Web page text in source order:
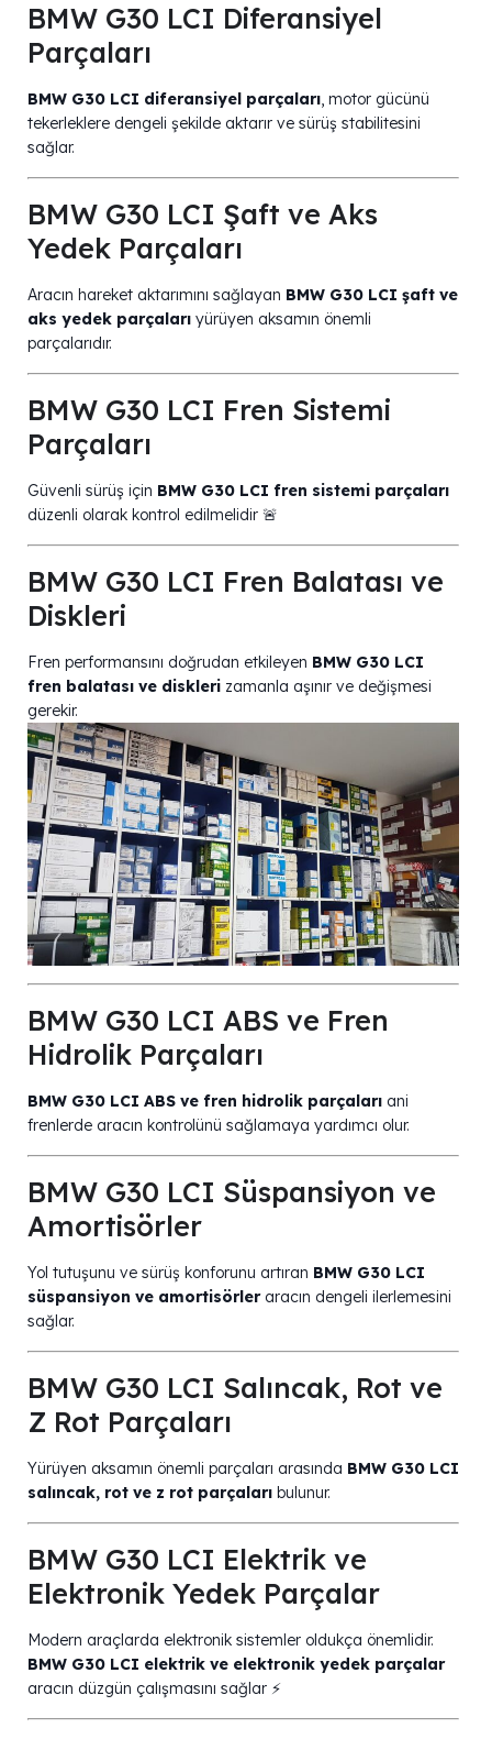
BMW G30 LCI Diferansiyel
Parçaları
BMW G30 LCI diferansiyel parçaları, motor gücünü
tekerleklere dengeli şekilde aktarır ve sürüş stabilitesini
sağlar.
BMW G30 LCI Şaft ve Aks
Yedek Parçaları
Aracın hareket aktarımını sağlayan BMW G30 LCI şaft ve
aks yedek parçaları yürüyen aksamın önemli
parçalarıdır.
BMW G30 LCI Fren Sistemi
Parçaları
Güvenli sürüş için BMW G30 LCI fren sistemi parçaları
düzenli olarak kontrol edilmelidir 🚨
BMW G30 LCI Fren Balatası ve
Diskleri
Fren performansını doğrudan etkileyen BMW G30 LCI
fren balatası ve diskleri zamanla aşınır ve değişmesi
gerekir.
BMW G30 LCI ABS ve Fren
Hidrolik Parçaları
BMW G30 LCI ABS ve fren hidrolik parçaları ani
frenlerde aracın kontrolünü sağlamaya yardımcı olur.
BMW G30 LCI Süspansiyon ve
Amortisörler
Yol tutuşunu ve sürüş konforunu artıran BMW G30 LCI
süspansiyon ve amortisörleraracın dengeli ilerlemesini
sağlar.
BMW G30 LCI Salıncak, Rot ve
Z Rot Parçaları
Yürüyen aksamın önemli parçaları arasında BMW G30 LCI
salıncak, rot ve z rot parçaları bulunur.
BMW G30 LCI Elektrik ve
Elektronik Yedek Parçalar
Modern araçlarda elektronik sistemler oldukça önemlidir.
BMW G30 LCI elektrik ve elektronik yedek parçalar
aracın düzgün çalışmasını sağlar ⚡